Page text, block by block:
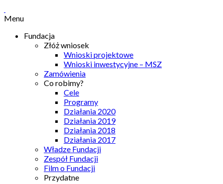
Menu
Fundacja
Złóż wniosek
Wnioski projektowe
Wnioski inwestycyjne – MSZ
Zamówienia
Co robimy?
Cele
Programy
Działania 2020
Działania 2019
Działania 2018
Działania 2017
Władze Fundacji
Zespół Fundacji
Film o Fundacji
Przydatne